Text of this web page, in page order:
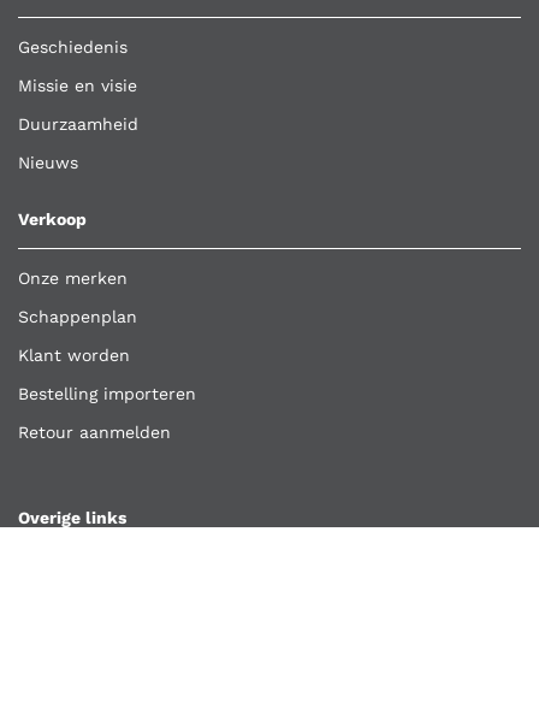
Geschiedenis
Missie en visie
Duurzaamheid
Nieuws
Verkoop
Onze merken
Schappenplan
Klant worden
Bestelling importeren
Retour aanmelden
Overige links